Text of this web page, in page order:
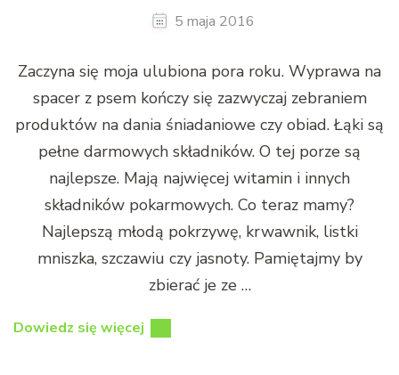
5 maja 2016
Zaczyna się moja ulubiona pora roku. Wyprawa na
spacer z psem kończy się zazwyczaj zebraniem
produktów na dania śniadaniowe czy obiad. Łąki są
pełne darmowych składników. O tej porze są
najlepsze. Mają najwięcej witamin i innych
składników pokarmowych. Co teraz mamy?
Najlepszą młodą pokrzywę, krwawnik, listki
mniszka, szczawiu czy jasnoty. Pamiętajmy by
zbierać je ze …
Dowiedz się więcej